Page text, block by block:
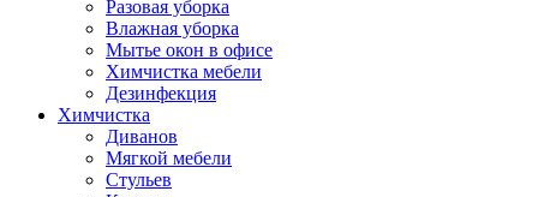
Разовая уборка
Влажная уборка
Мытье окон в офисе
Химчистка мебели
Дезинфекция
Химчистка
Диванов
Мягкой мебели
Стульев